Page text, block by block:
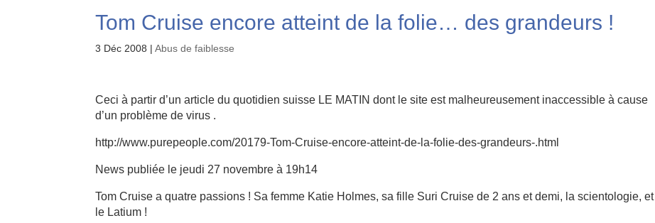
Tom Cruise encore atteint de la folie… des grandeurs !
3 Déc 2008 |Abus de faiblesse
Ceci à partir d’un article du quotidien suisse LE MATIN dont le site est malheureusement inaccessible à cause
d’un problème de virus .
http://www.purepeople.com/20179-Tom-Cruise-encore-atteint-de-la-folie-des-grandeurs-.html
News publiée le jeudi 27 novembre à 19h14
Tom Cruise a quatre passions ! Sa femme Katie Holmes, sa fille Suri Cruise de 2 ans et demi, la scientologie, et
le Latium !